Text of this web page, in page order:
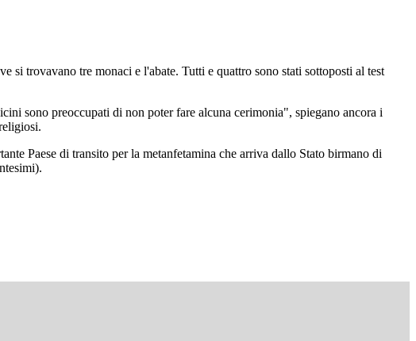
trovavano tre monaci e l'abate. Tutti e quattro sono stati sottoposti al test
sono preoccupati di non poter fare alcuna cerimonia", spiegano ancora i
Paese di transito per la metanfetamina che arriva dallo Stato birmano di